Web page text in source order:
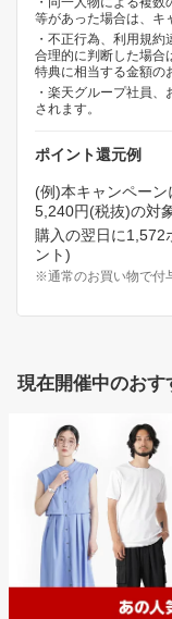
等があった場合は、キ
・不正行為、利用規
合理的に判断した場合
特典に相当する金額の
・楽天グループ社員
されます。
ポイント還元例
(例)本キャンペー
5,240円(税抜)の対
購入の翌日に1,572
ント)
※通常のお買い物で付
現在開催中のおす